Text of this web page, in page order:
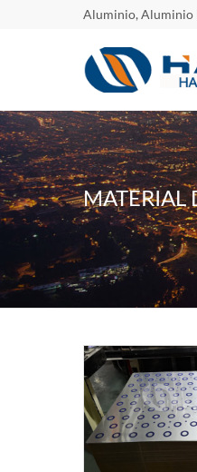
Aluminio, Aluminio
MATERIAL